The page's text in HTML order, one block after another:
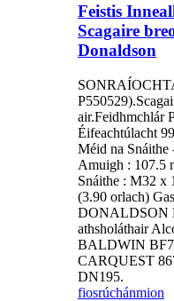
Feistis
Scagaire
Donaldson
air.Feidhmchlár
Éifeachtúlacht
Méid na
Amuigh : 107.5
Snáithe : M32 x
(3.90 orlach)
DONALDSON
athsholáthair
BALDWIN
CARQUEST
DN195.
fiosrúchánmion